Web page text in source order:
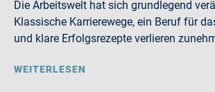
Die Arbeitswelt hat sich grundlegend
Klassische Karrierewege, ein Beruf für
und klare Erfolgsrezepte verlieren
WEITERLESEN